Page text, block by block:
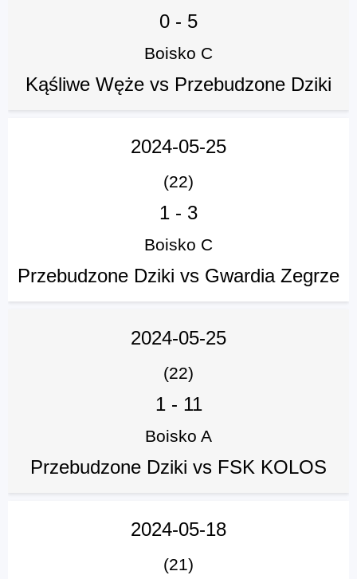
0 - 5
Boisko C
Kąśliwe Węże vs Przebudzone Dziki
2024-05-25
(22)
1 - 3
Boisko C
Przebudzone Dziki vs Gwardia Zegrze
2024-05-25
(22)
1- 11
Boisko A
Przebudzone Dziki vs FSK KOLOS
2024-05-18
(21)